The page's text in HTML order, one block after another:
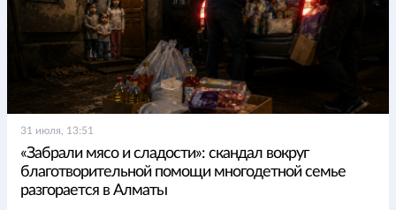
31 июля, 13:51
«Забрали мясо и сладости»: скандал вокруг
благотворительной помощи многодетной семье
разгорается в Алматы